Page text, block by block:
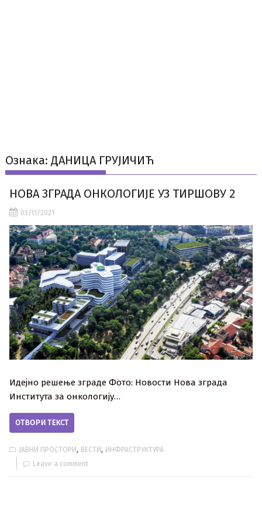
Ознака:ДАНИЦА ГРУЈИЧИЋ
НОВА ЗГРАДА ОНКОЛОГИЈЕ УЗ ТИРШОВУ 2
03/11/2021
Идејно решење зграде Фото: Новости Нова зграда
Института за онкологију…
ОТВОРИ ТЕКСТ
ЈАВНИ ПРОСТОРИ, ВЕСТИ, ИНФРАСТРУКТУРА
Leave a comment